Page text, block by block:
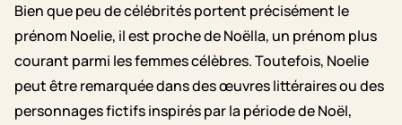
Bien que peu de célébrités portent précisément le
prénom Noelie, il est proche de Noëlla, un prénom plus
courant parmi les femmes célèbres. Toutefois, Noelie
peut être remarquée dans des œuvres littéraires ou des
personnages fictifs inspirés par la période de Noël,